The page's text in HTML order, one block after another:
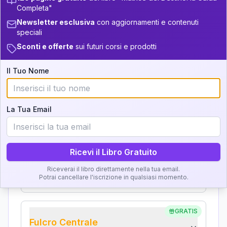
18.5-19
36-37.5
Analisi, Significato e
Interpretazione
Clicca su ogni zona per leggere la definizione e
Zona del Ritratto
Importanza:
Karma Genitore-Figlio
Importanza:
GRATIS
Fulcro Centrale
Completa"
Newsletter esclusiva con aggiornamenti e contenuti
speciali
Sconti e offerte sui futuri corsi e prodotti
Il Tuo Nome
La Tua Email
Ricevi il Libro Gratuito
Riceverai il libro direttamente nella tua email.
Potrai cancellare l'iscrizione in qualsiasi momento.